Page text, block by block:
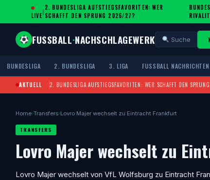
LIVE
|
2. BUNDESLIGA AUFSTIEGSFAVORITEN: WER
SCHAFFT DEN SPRUNG 2026/27?
·
FUSSBALL·NACHSCHLAGEWERK Suche
BUNDESLIGA 2. BUNDESLIGA 3. LIGA FUSSBALL NACHRICHTEN
AKTUELL 2. BUNDESLIGA AUFSTIEGSFAVORITEN: WER SCHAFFT DEN
Home›Transfers›Lovro Majer wechselt zu Eintracht Frankfurt
TRANSFERS
Lovro Majer wechselt zu
Lovro Majer wechselt von VfL Wolfsburg zu Eintracht